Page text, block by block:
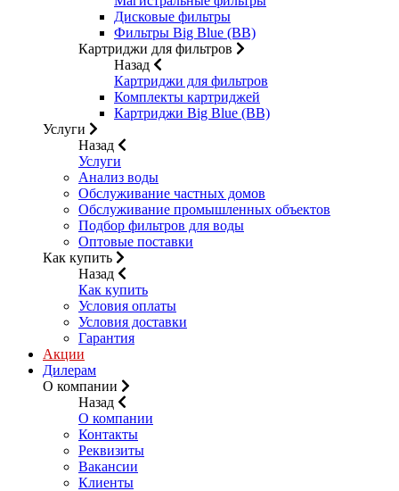
Дисковые фильтры
Фильтры Big Blue (BB)
Картриджи для фильтров
Назад
Картриджи для фильтров
Комплекты картриджей
Картриджи Big Blue (BB)
Услуги
Назад
Услуги
Анализ воды
Обслуживание частных домов
Обслуживание промышленных объектов
Подбор фильтров для воды
Оптовые поставки
Как купить
Назад
Как купить
Условия оплаты
Условия доставки
Гарантия
Акции
Дилерам
О компании
Назад
О компании
Контакты
Реквизиты
Вакансии
Клиенты